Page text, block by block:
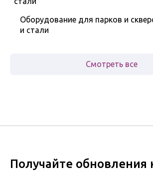
Оборудование для парков и
и стали
Смотреть все
Получайте обновления